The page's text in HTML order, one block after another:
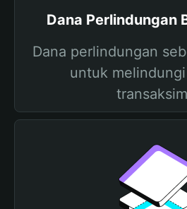
Dana Perlindungan
Dana perlindungan
untuk